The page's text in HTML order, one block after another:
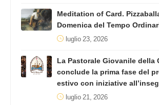
Meditation of Card.
Domenica del Tempo
luglio 23, 2026
La Pastorale Giovanile della
conclude la prima fase del
estivo con iniziative
luglio 21, 2026